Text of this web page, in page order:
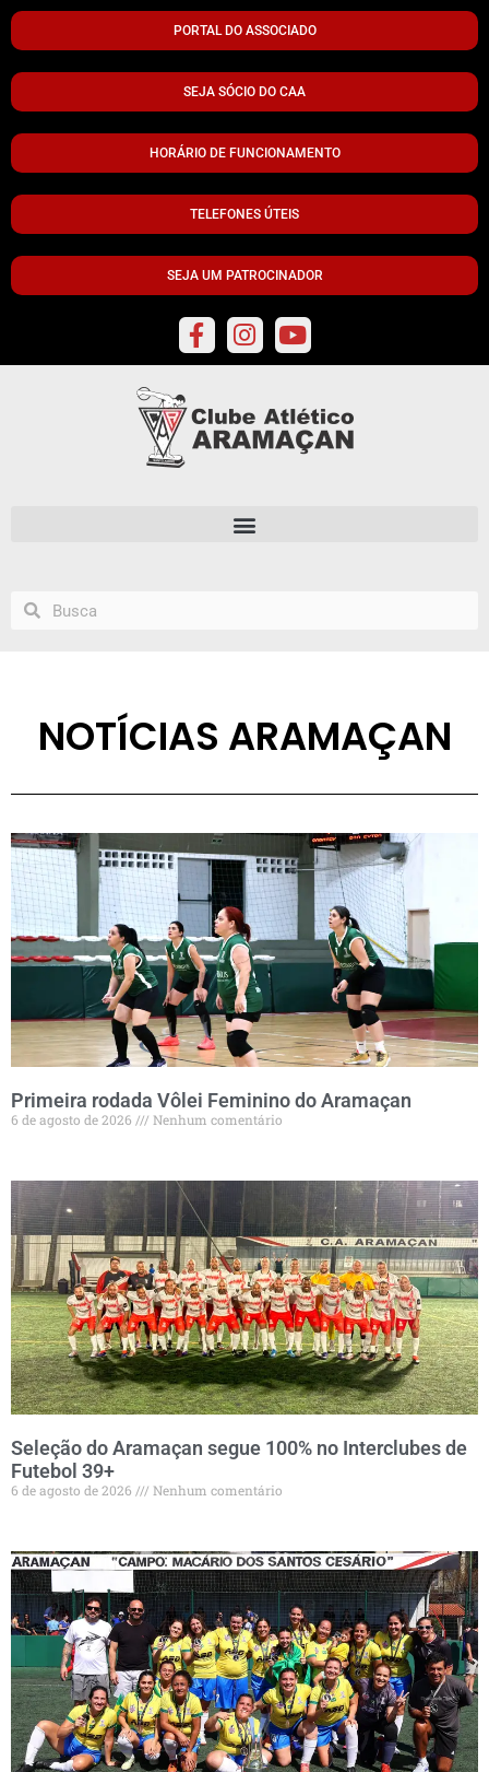
PORTAL DO ASSOCIADO
SEJA SÓCIO DO CAA
HORÁRIO DE FUNCIONAMENTO
TELEFONES ÚTEIS
SEJA UM PATROCINADOR
NOTÍCIAS ARAMAÇAN
Primeira rodada Vôlei Feminino do Aramaçan
6 de agosto de 2026 Nenhum comentário
Seleção do Aramaçan segue 100% no Interclubes de
Futebol 39+
6 de agosto de 2026 Nenhum comentário